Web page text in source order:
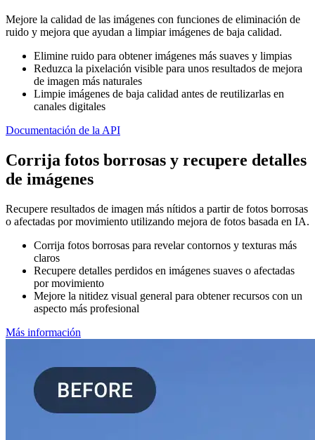
Mejore la calidad de las imágenes con funciones de eliminación de
ruido y mejora que ayudan a limpiar imágenes de baja calidad.
Elimine ruido para obtener imágenes más suaves y limpias
Reduzca la pixelación visible para unos resultados de mejora
de imagen más naturales
Limpie imágenes de baja calidad antes de reutilizarlas en
canales digitales
Documentación de la API
Corrija fotos borrosas y recupere detalles
de imágenes
Recupere resultados de imagen más nítidos a partir de fotos borrosas
o afectadas por movimiento utilizando mejora de fotos basada en IA.
Corrija fotos borrosas para revelar contornos y texturas más
claros
Recupere detalles perdidos en imágenes suaves o afectadas
por movimiento
Mejore la nitidez visual general para obtener recursos con un
aspecto más profesional
Más información